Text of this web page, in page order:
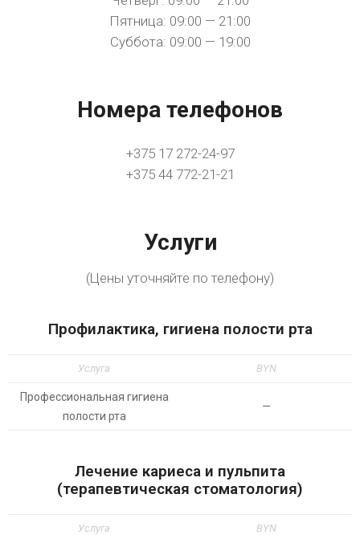
Пятница: 09:00 — 21:00
Суббота: 09:00 — 19:00
Номера телефонов
+375 17 272-24-97
+375 44 772-21-21
Услуги
(Цены уточняйте по телефону)
Профилактика, гигиена полости рта
Услуга BYN
Профессиональная гигиена
полости рта
—
Лечение кариеса и пульпита
(терапевтическая стоматология)
Услуга BYN